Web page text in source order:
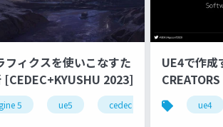
フィクスを使いこなすた
2023]
5 ue5 cedec cedec+kyushu
UE4で作成
ue4